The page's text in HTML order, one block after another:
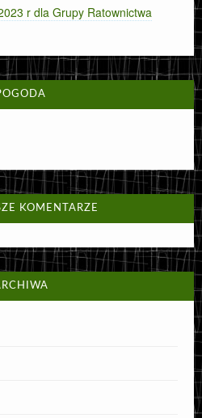
r dla Grupy Ratownictwa
KOMENTARZE